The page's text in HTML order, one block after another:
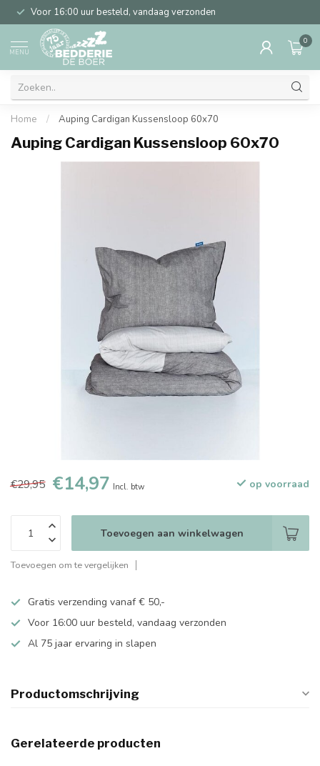
Voor 16:00 uur besteld, vandaag verzonden
MENU
0
Home / Auping Cardigan Kussensloop 60x70
Auping Cardigan Kussensloop 60x70
€29,95 €14,97 Incl. btw op voorraad
Toevoegen aan winkelwagen
Toevoegen om te vergelijken
Gratis verzending vanaf € 50,-
Voor 16:00 uur besteld, vandaag verzonden
Al 75 jaar ervaring in slapen
Productomschrijving
Gerelateerde producten